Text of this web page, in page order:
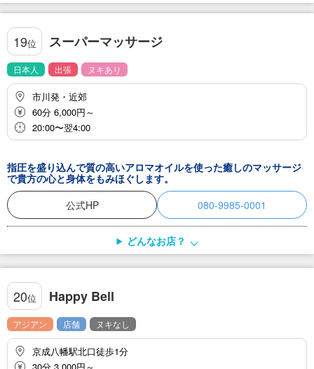
19位 スーパーマッサージ
日本人 出張 ヌキあり
市川発・近郊
60分 6,000円～
20:00〜翌4:00
指圧を盛り込んで質の高いアロマオイルを使った癒しのマッサージ
で貴方の心と身体をもみほぐします。
公式HP
080-9985-0001
どんなお店？
20位 Happy Bell
アジアン 店舗 ヌキなし
京成八幡駅北口徒歩1分